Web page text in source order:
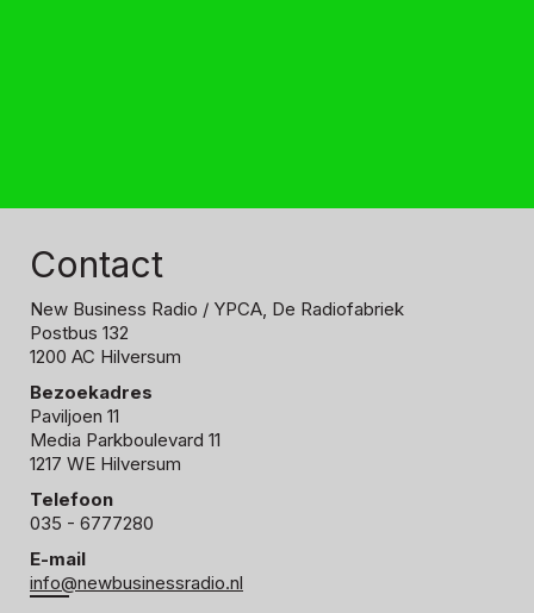
Contact
New Business Radio / YPCA, De Radiofabriek
Postbus 132
1200 AC Hilversum
Bezoekadres
Paviljoen 11
Media Parkboulevard 11
1217 WE Hilversum
Telefoon
035 - 6777280
E-mail
info@newbusinessradio.nl